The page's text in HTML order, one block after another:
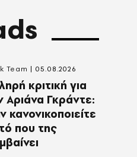
κριτική για
Αριάνα Γκράντε:
κανονικοποιείτε
που της
Team 05.08.2026